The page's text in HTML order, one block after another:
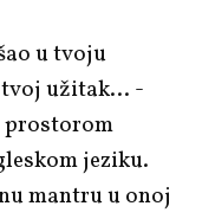
u tvoju
tvoj užitak… -
prostorom
jeziku.
mantru u onoj